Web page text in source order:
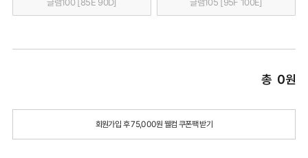
글램100 [85E 90D] 글램105 [95F 100E]
총 0원
회원가입 후 75,000원 웰컴 쿠폰팩 받기